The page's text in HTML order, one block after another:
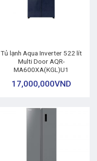
Tủ lạnh Aqua Inverter 522 lít
Multi Door AQR-
MA600XA(KGL)U1
17,000,000VND